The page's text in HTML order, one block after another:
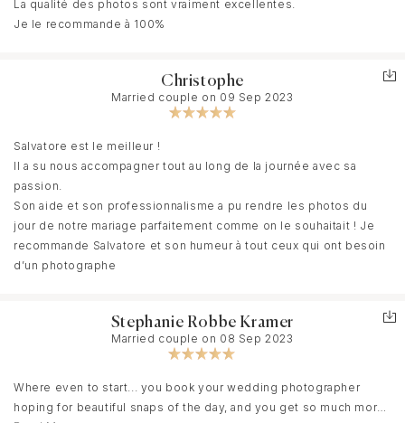
La qualité des photos sont vraiment excellentes.
Je le recommande à 100%
Christophe
Married couple on 09 Sep 2023
Salvatore est le meilleur !
Il a su nous accompagner tout au long de la journée avec sa
passion.
Son aide et son professionnalisme a pu rendre les photos du
jour de notre mariage parfaitement comme on le souhaitait ! Je
recommande Salvatore et son humeur à tout ceux qui ont besoin
d’un photographe
Stephanie Robbe Kramer
Married couple on 08 Sep 2023
Where even to start... you book your wedding photographer
hoping for beautiful snaps of the day, and you get so much more